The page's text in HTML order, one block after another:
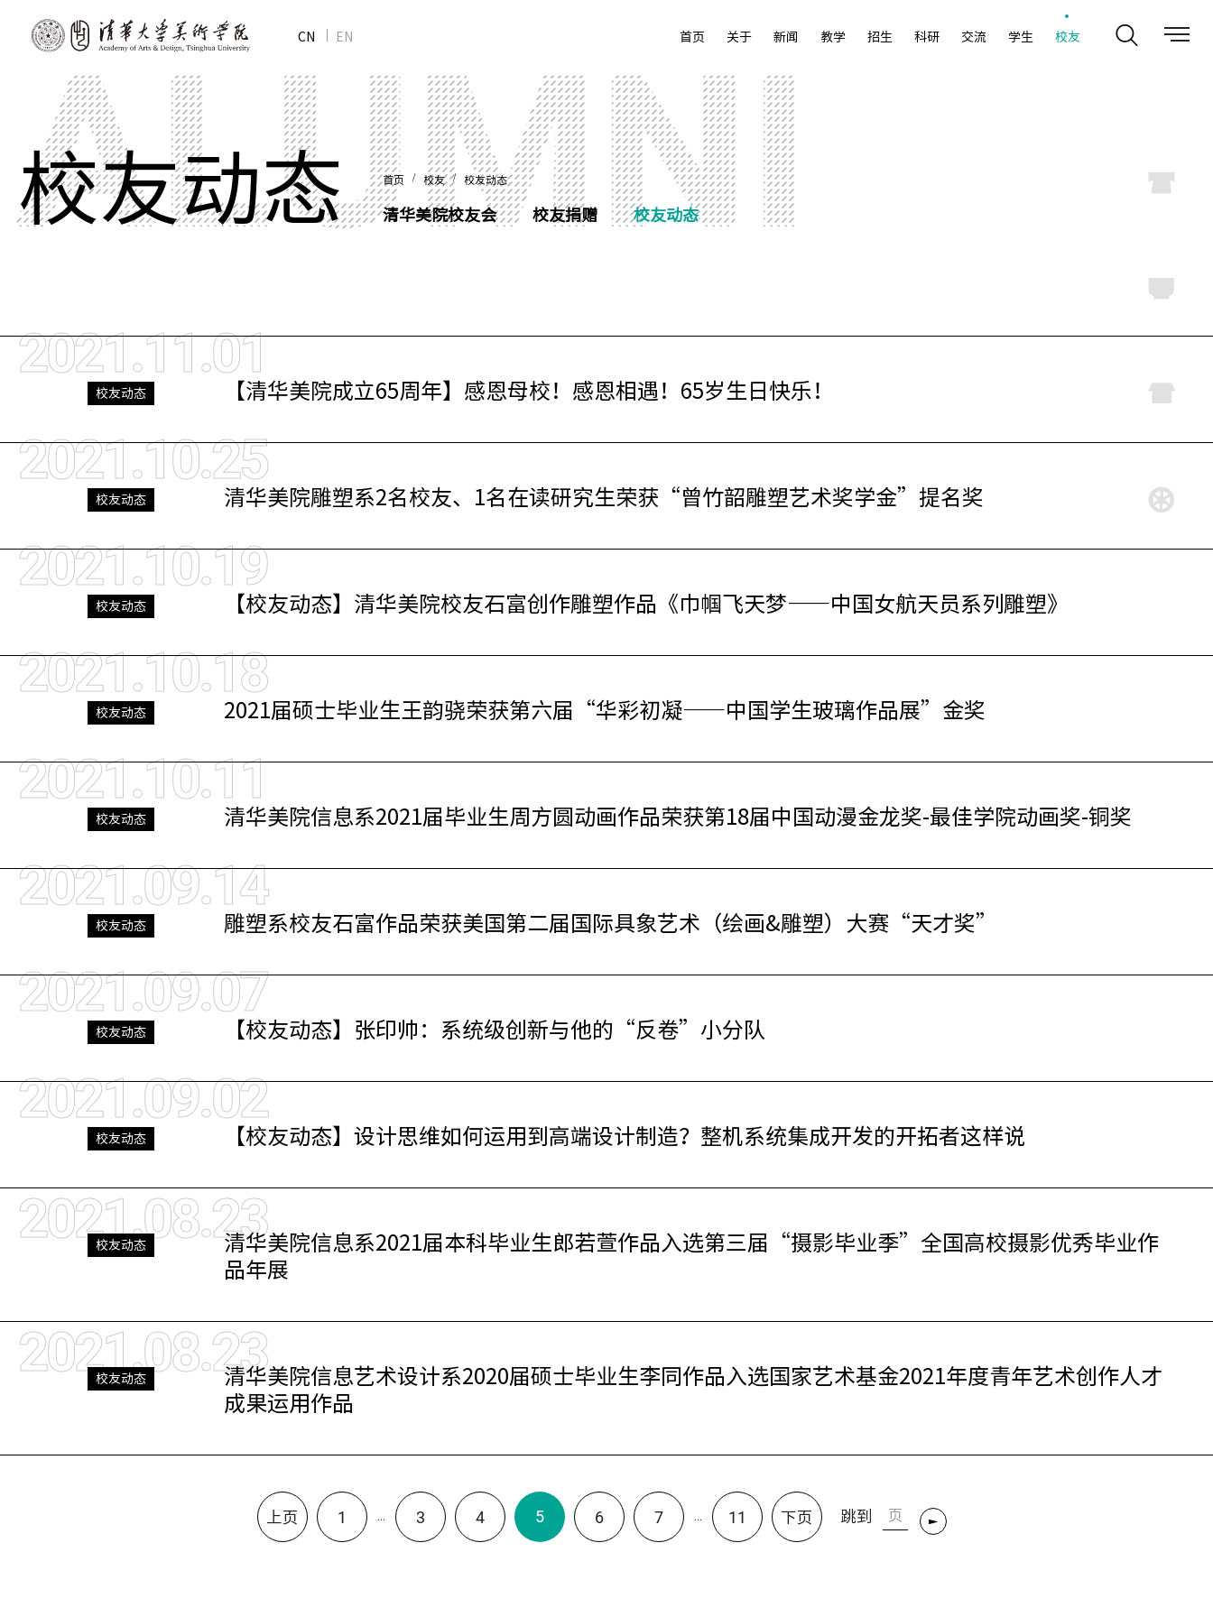
CN EN 首页 关于 新闻 教学 招生 科研 交流 学生 校友
首页 / 校友/ 校友动态
清华美院校友会 校友捐赠 校友动态
校友动态
校友动态
2021.11.01
【清华美院成立65周年】感恩母校！感恩相遇！65岁生日快乐！
校友动态
2021.10.25
清华美院雕塑系2名校友、1名在读研究生荣获“曾竹韶雕塑艺术奖学金”提名奖
校友动态
2021.10.19
【校友动态】清华美院校友石富创作雕塑作品《巾帼飞天梦——中国女航天员系列雕塑》
校友动态
2021.10.18
2021届硕士毕业生王韵骁荣获第六届“华彩初凝——中国学生玻璃作品展”金奖
校友动态
2021.10.11
清华美院信息系2021届毕业生周方圆动画作品荣获第18届中国动漫金龙奖-最佳学院动画奖-铜奖
校友动态
2021.09.14
雕塑系校友石富作品荣获美国第二届国际具象艺术（绘画&雕塑）大赛“天才奖”
校友动态
2021.09.07
【校友动态】张印帅：系统级创新与他的“反卷”小分队
校友动态
2021.09.02
【校友动态】设计思维如何运用到高端设计制造？整机系统集成开发的开拓者这样说
校友动态
2021.08.23清华美院信息系2021届本科毕业生郎若萱作品入选第三届“摄影毕业季”全国高校摄影优秀毕业作
品年展
校友动态
2021.08.23清华美院信息艺术设计系2020届硕士毕业生李同作品入选国家艺术基金2021年度青年艺术创作人才
成果运用作品
上页 1 ... 3 4 5 6 7 ... 11 下页 跳到